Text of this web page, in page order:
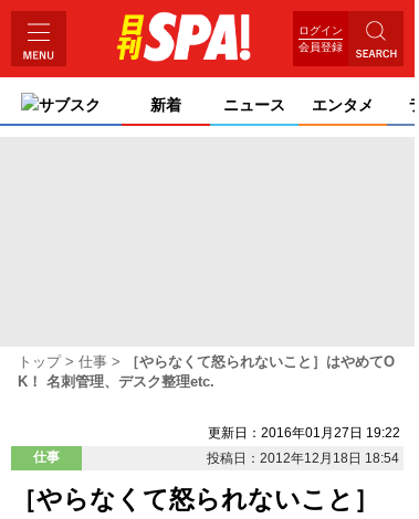
ログイン
会員登録
サブスク 新着 ニュース エンタメ
トップ 仕事
［やらなくて怒られないこと］はやめてO
K！ 名刺管理、デスク整理etc.
更新日：2016年01月27日 19:22
仕事
投稿日：2012年12月18日 18:54
［やらなくて怒られないこと］